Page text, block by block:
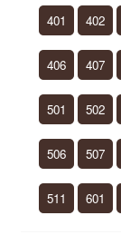
401 402
406 407
501 502
506 507
511 601